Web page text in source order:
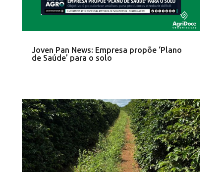
Joven Pan News: Empresa propõe ‘Plano
de Saúde’ para o solo